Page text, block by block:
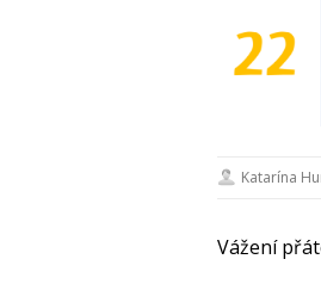
Katarína
Vážení